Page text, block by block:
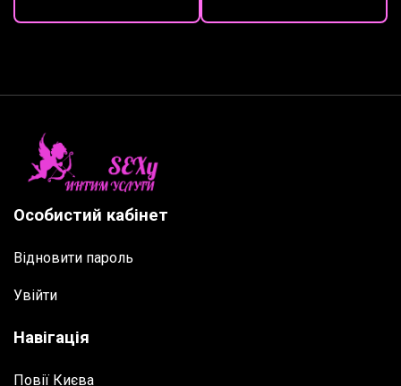
Особистий кабінет
Відновити пароль
Увійти
Навігація
Повії Києва